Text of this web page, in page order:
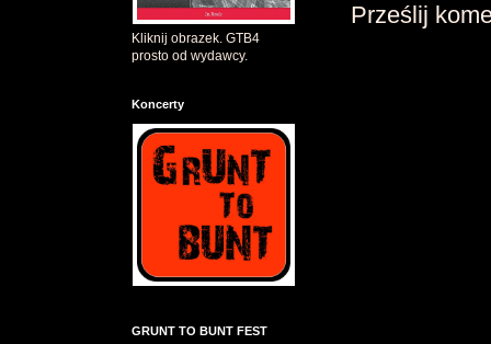
Prześlij
Kliknij obrazek. GTB4
prosto od wydawcy.
Koncerty
GRUNT TO BUNT FEST